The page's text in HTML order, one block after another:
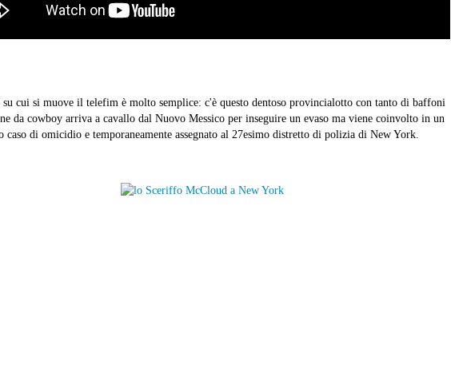
su cui si muove il telefim è molto semplice: c'è questo dentoso provincialotto con tanto di baffoni
da cowboy arriva a cavallo dal Nuovo Messico per inseguire un evaso ma viene coinvolto in un
caso di omicidio e temporaneamente assegnato al 27esimo distretto di polizia di New York.